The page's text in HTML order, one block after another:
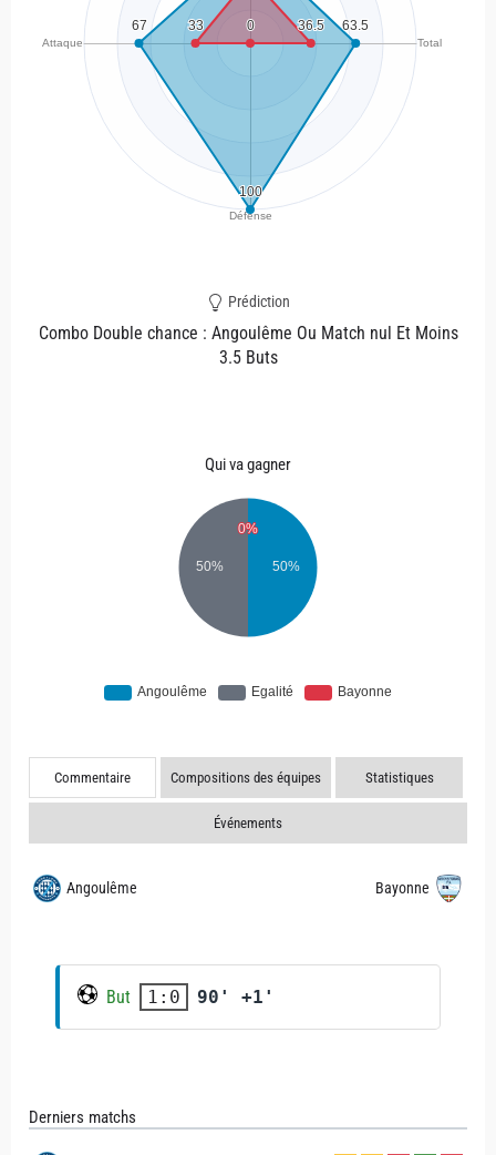
Prédiction
Combo Double chance : Angoulême Ou Match nul Et Moins
3.5 Buts
Qui va gagner
Commentaire Compositions des équipes Statistiques
Événements
Angoulême Bayonne
But 1:0 90' +1'
Derniers matchs